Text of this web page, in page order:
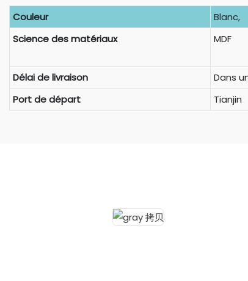
Couleur Blanc,
Science des matériaux
MDF
Délai de livraison
Dans
Port de départ
Tianjin